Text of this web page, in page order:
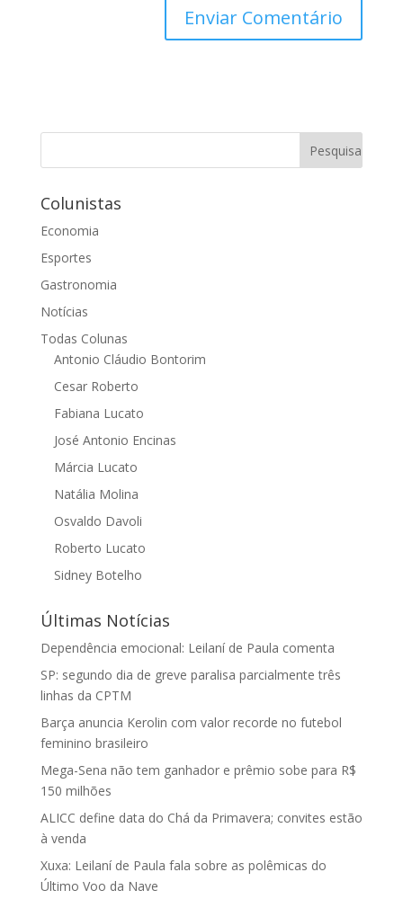
Colunistas
Economia
Esportes
Gastronomia
Notícias
Todas Colunas
Antonio Cláudio Bontorim
Cesar Roberto
Fabiana Lucato
José Antonio Encinas
Márcia Lucato
Natália Molina
Osvaldo Davoli
Roberto Lucato
Sidney Botelho
Últimas Notícias
Dependência emocional: Leilaní de Paula comenta
SP: segundo dia de greve paralisa parcialmente três
linhas da CPTM
Barça anuncia Kerolin com valor recorde no futebol
feminino brasileiro
Mega-Sena não tem ganhador e prêmio sobe para R$
150 milhões
ALICC define data do Chá da Primavera; convites estão
à venda
Xuxa: Leilaní de Paula fala sobre as polêmicas do
Último Voo da Nave